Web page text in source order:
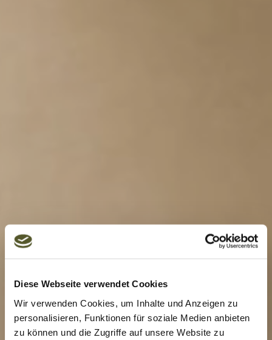
Diese Webseite verwendet Cookies
Wir verwenden Cookies, um Inhalte und Anzeigen zu
personalisieren, Funktionen für soziale Medien anbieten
zu können und die Zugriffe auf unsere Website zu